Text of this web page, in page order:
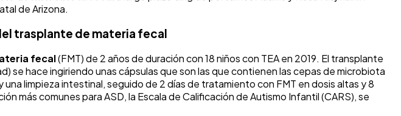
de Arizona.
trasplante de materia fecal
fecal(FMT) de 2 años de duración con 18 niños con TEA en 2019. El transplante
se hace ingiriendo unas cápsulas que son las que contienen las cepas de microbiota
limpieza intestinal, seguido de 2 días de tratamiento con FMT en dosis altas y 8
más comunes para ASD, la Escala de Calificación de Autismo Infantil (CARS), se